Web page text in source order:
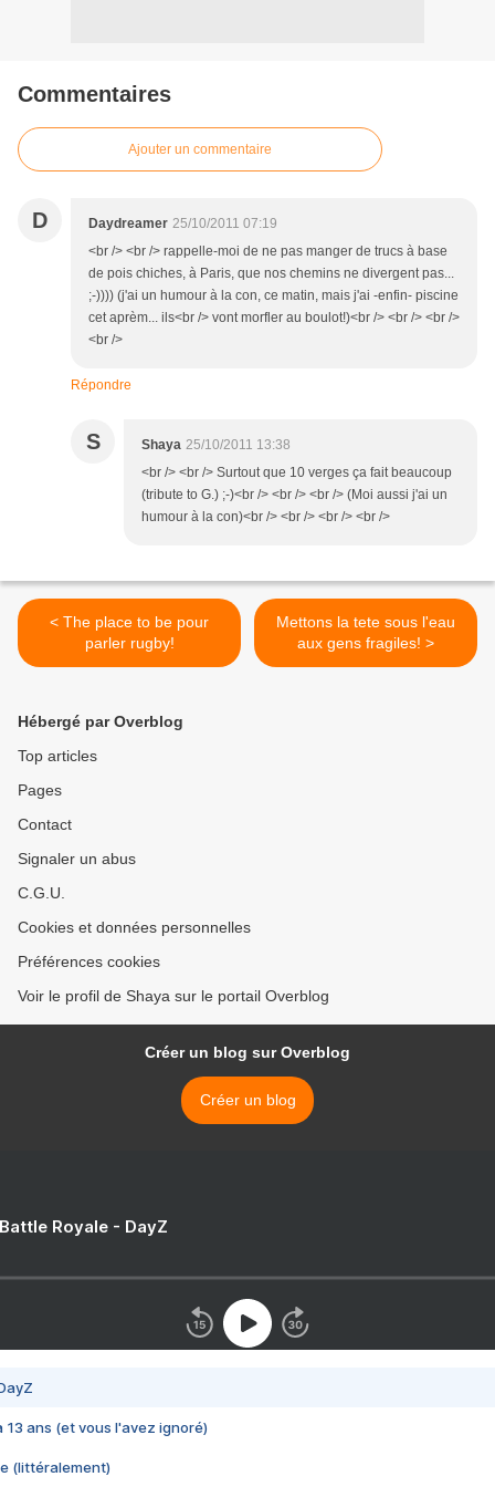
Commentaires
Ajouter un commentaire
D Daydreamer 25/10/2011 07:19
<br /> <br /> rappelle-moi de ne pas manger de trucs à base
de pois chiches, à Paris, que nos chemins ne divergent pas...
;-)))) (j'ai un humour à la con, ce matin, mais j'ai -enfin- piscine
cet aprèm... ils<br /> vont morfler au boulot!)<br /> <br /> <br />
<br />
Répondre
S Shaya 25/10/2011 13:38
<br /> <br /> Surtout que 10 verges ça fait beaucoup
(tribute to G.) ;-)<br /> <br /> <br /> (Moi aussi j'ai un
humour à la con)<br /> <br /> <br /> <br />
< The place to be pour
parler rugby!
Mettons la tete sous l'eau
aux gens fragiles! >
Hébergé par Overblog
Top articles
Pages
Contact
Signaler un abus
C.G.U.
Cookies et données personnelles
Préférences cookies
Voir le profil de Shaya sur le portail Overblog
Créer un blog sur Overblog
Créer un blog
Royale - DayZ
13 ans (et vous l'avez ignoré)
(littéralement)